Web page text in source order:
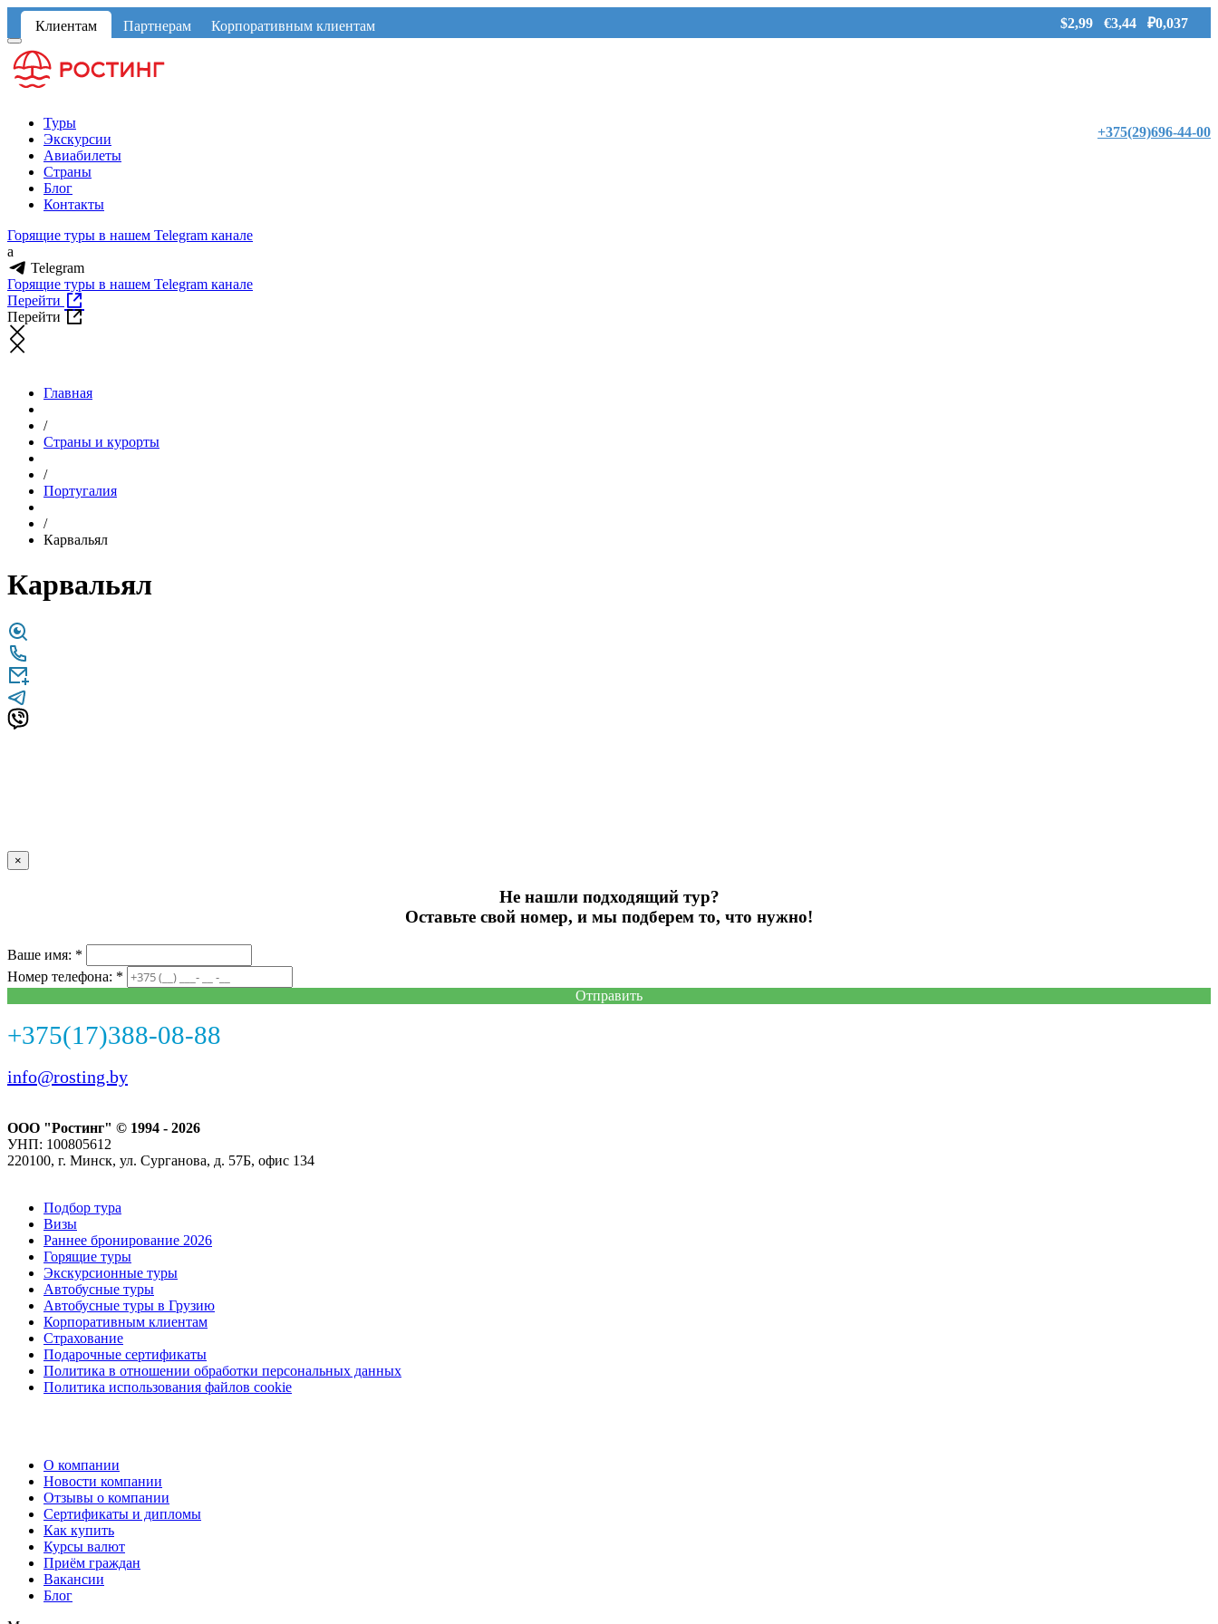
Клиентам Партнерам Корпоративным клиентам $2,99 €3,44 ₽0,037
+375(29)696-44-00
Туры
Экскурсии
Авиабилеты
Страны
Блог
Контакты
Горящие туры в нашем Telegram канале
a
Telegram
Горящие туры в нашем Telegram канале
Перейти
Перейти
Главная
/
Страны и курорты
/
Португалия
/
Карвальял
Карвальял
×
Не нашли подходящий тур?
Оставьте свой номер, и мы подберем то, что нужно!
Ваше имя: *
Номер телефона: *
Отправить
+375(17)388-08-88
info@rosting.by
ООО "Ростинг" © 1994 - 2026
УНП: 100805612
220100, г. Минск, ул. Сурганова, д. 57Б, офис 134
Подбор тура
Визы
Раннее бронирование 2026
Горящие туры
Экскурсионные туры
Автобусные туры
Автобусные туры в Грузию
Корпоративным клиентам
Страхование
Подарочные сертификаты
Политика в отношении обработки персональных данных
Политика использования файлов cookie
О компании
Новости компании
Отзывы о компании
Сертификаты и дипломы
Как купить
Курсы валют
Приём граждан
Вакансии
Блог